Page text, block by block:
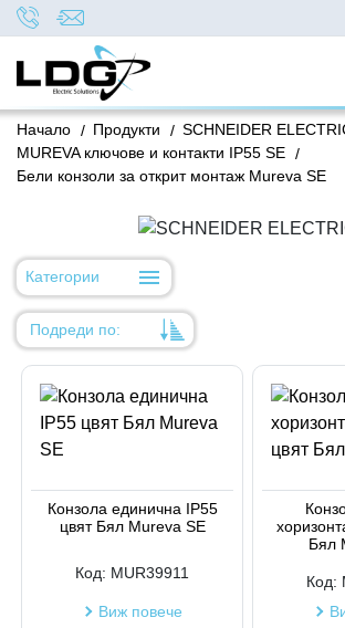
/
Начало /
Продукти
SCHNEIDER
/
МUREVA ключове и контакти IP55 SE
Бели конзоли за открит монтаж Mureva SE
Категории
Подреди по:
Име
Име
Код на артикул
Код на артикул
Конзола единична IP55
цвят Бял Mureva SE
Код: MUR39911
Виж повече
Бял
Код: